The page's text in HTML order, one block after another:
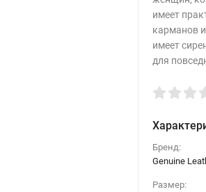
имеет
карманов
имеет
для
Бренд:
Genuine
Размер: